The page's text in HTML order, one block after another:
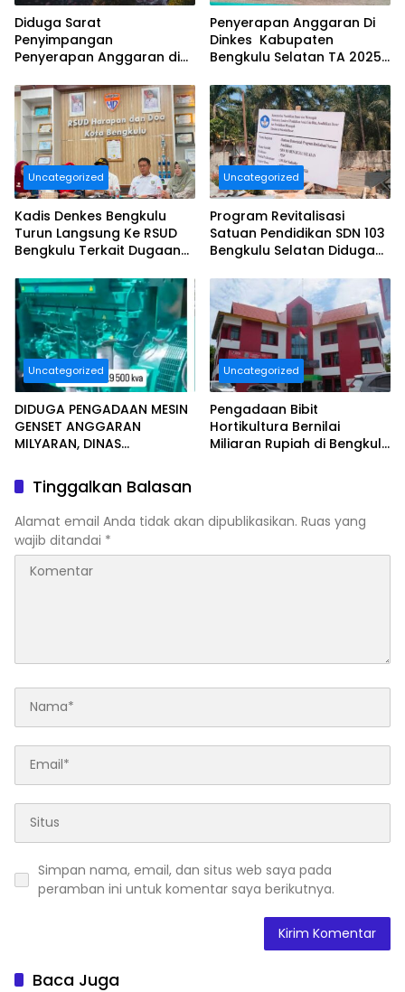
Diduga Sarat
Penyimpangan
Penyerapan Anggaran di
HOLTIKULTURA DAN
PERKEBUNAN PROVINSI
BENGKULU Tahun
Anggaran 2025 Resmi
Dilaporkan
Penyerapan Anggaran Di
Dinkes Kabupaten
Bengkulu Selatan TA 2025
Ajang Korupsi, Dan Segera
Dilaporkan.
Uncategorized
Kadis Denkes Bengkulu
Turun Langsung Ke RSUD
Bengkulu Terkait Dugaan
Maksimal..
Uncategorized
Program Revitalisasi
Satuan Pendidikan SDN 103
Bengkulu Selatan Diduga
Uncategorized
DIDUGA PENGADAAN MESIN
GENSET ANGGARAN
MILYARAN, DINAS
SELATAN MENDAPAT
SOROTAN MASYARAKAT
RELASI PUBLIK.
Uncategorized
Pengadaan Bibit
Hortikultura Bernilai
Miliaran Rupiah di Bengkulu
Tinggalkan Balasan
Alamat email Anda tidak akan dipublikasikan. Ruas yang
wajib ditandai *
Simpan nama, email, dan situs web saya pada
peramban ini untuk komentar saya berikutnya.
Baca Juga